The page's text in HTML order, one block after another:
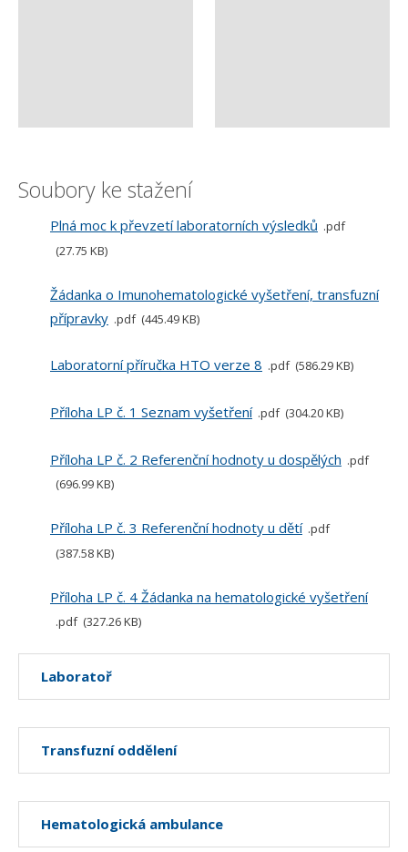
Soubory ke stažení
Plná moc k převzetí laboratorních výsledků pdf
27.75 KB
Žádanka o Imunohematologické vyšetření, transfuzní
přípravky pdf 445.49 KB
Laboratorní příručka HTO verze 8 pdf 586.29 KB
Příloha LP č. 1 Seznam vyšetření pdf 304.20 KB
Příloha LP č. 2 Referenční hodnoty u dospělých pdf
696.99 KB
Příloha LP č. 3 Referenční hodnoty u dětí pdf
387.58 KB
Příloha LP č. 4 Žádanka na hematologické vyšetření
pdf 327.26 KB
Laboratoř
Transfuzní oddělení
Hematologická ambulance